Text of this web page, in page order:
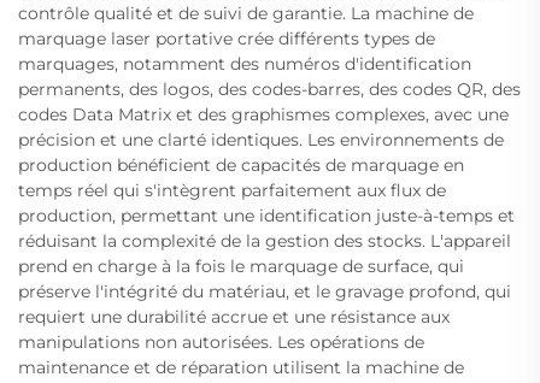
contrôle qualité et de suivi de garantie. La machine de
marquage laser portative crée différents types de
marquages, notamment des numéros d'identification
permanents, des logos, des codes-barres, des codes QR, des
codes Data Matrix et des graphismes complexes, avec une
précision et une clarté identiques. Les environnements de
production bénéficient de capacités de marquage en
temps réel qui s'intègrent parfaitement aux flux de
production, permettant une identification juste-à-temps et
réduisant la complexité de la gestion des stocks. L'appareil
prend en charge à la fois le marquage de surface, qui
préserve l'intégrité du matériau, et le gravage profond, qui
requiert une durabilité accrue et une résistance aux
manipulations non autorisées. Les opérations de
maintenance et de réparation utilisent la machine de